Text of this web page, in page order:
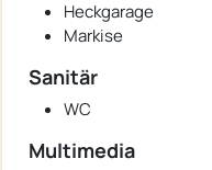
Heckgarage
Markise
Sanitär
WC
Multimedia